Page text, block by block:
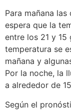
Para mañana
espera que la
entre los 21 y 15
temperatura se
mañana y
Por la noche, la
a alrededor de
Según el